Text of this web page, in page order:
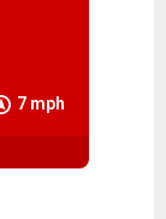
7 mph